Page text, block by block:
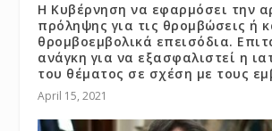
Η Κυβέρνηση να εφαρμόσει την
πρόληψης για τις θρομβώσεις ή
θρομβοεμβολικά επεισόδια.
ανάγκη για να εξασφαλιστεί η
του θέματος σε σχέση με τους
April 15, 2021